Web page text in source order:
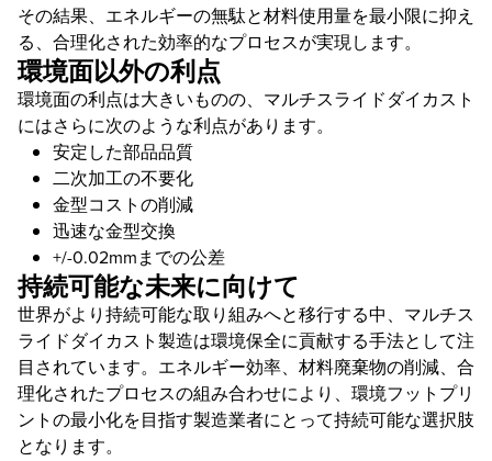
その結果、エネルギーの無駄と材料使用量を最小限に抑え
る、合理化された効率的なプロセスが実現します。
環境面以外の利点
環境面の利点は大きいものの、マルチスライドダイカスト
にはさらに次のような利点があります。
安定した部品品質
二次加工の不要化
金型コストの削減
迅速な金型交換
+/-0.02mmまでの公差
持続可能な未来に向けて
世界がより持続可能な取り組みへと移行する中、マルチス
ライドダイカスト製造は環境保全に貢献する手法として注
目されています。エネルギー効率、材料廃棄物の削減、合
理化されたプロセスの組み合わせにより、環境フットプリ
ントの最小化を目指す製造業者にとって持続可能な選択肢
となります。